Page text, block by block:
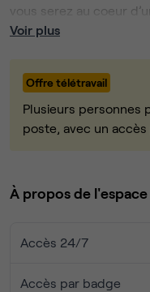
vous serez au coeur
restaurants et vente à
une salle de réunion
sanitaires.
- un grand bureau, un
- la connexion Internet
- l’accès à la cuisine
- toutes les charges,
Voir plus
Offre télétravail
Plusieurs personnes
poste, avec un
À propos de l'espace
Accès 24/7
Accès par badge